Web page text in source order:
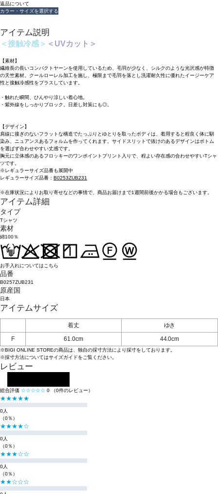
返品について
カラー・サイズを選択する
アイテム説明
＜接触冷感＞ ＜UVカット＞
【素材】
繊維長の長いコンパクトヤーンを使用しているため、毛羽が少なく、シルクのような光沢感が特徴
の天竺素材。クールローレル加工を施し、極限まで毛羽を落とし洗濯耐久性に優れたイージーケア
性と接触冷感性をプラスしています。
・触れた瞬間、ひんやり涼しい着心地。
・紫外線をしっかりブロック。日差し対策にも◎。
【デザイン】
肩線に接ぎのないフラットな構造でたっぷりとゆとりを取ったボディは、着用すると程良く体に馴
染み、ニュアンスあるフォルムを作ってくれます。サイドスリットで抜けのあるデザインはボトム
を選ばず合わせやすい丈感です。
胸元に立体感のあるフロッキーのワンポイントプリント入りで、程よい存在感の合わせやすいTシャ
ツです。
※レギュラーサイズ品番も展開中
レギュラーサイズ品番： B0253ZUB231
※在庫状況によりお取り寄せなどの事情で、商品お届けまで1週間前後かかる場合もございます。
アイテム詳細
タイプ
Tシャツ
素材
綿100％
お手入れについてはこちら
品番
B0257ZUB231
原産国
日本
アイテムサイズ
着丈
ゆき
F
61.0cm 44.0cm
※BIGI ONLINE STOREの商品は、独自の採寸方法により採寸をしております。
※採寸方法についてはサイズガイドをご覧ください。
レビュー
総合評価 ☆☆☆☆☆ 0 （0件のレビュー）
★★★★★
0人
（0％）
★★★★☆
0人
（0％）
★★★☆☆
0人
（0％）
★★☆☆☆